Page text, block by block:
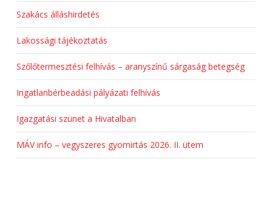
Szakács álláshirdetés
Lakossági tájékoztatás
Szőlőtermesztési felhívás – aranyszínű sárgaság betegség
Ingatlanbérbeadási pályázati felhívás
Igazgatási szünet a Hivatalban
MÁV info – vegyszeres gyomirtás 2026. II. ütem